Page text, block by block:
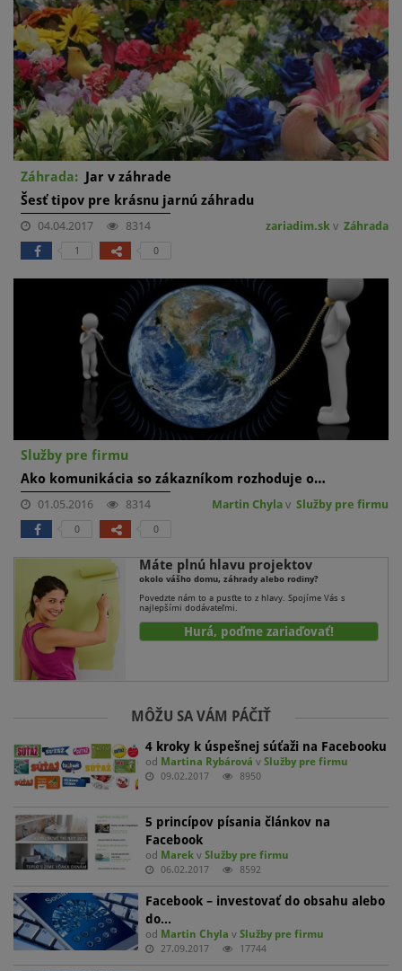
Záhrada: Jar v záhrade
Šesť tipov pre krásnu jarnú záhradu
04.04.2017 8314 zariadim.sk v Záhrada
1 0
Služby pre firmu
Ako komunikácia so zákazníkom rozhoduje o…
01.05.2016 8314 Martin Chyla v Služby pre firmu
0 0
Máte plnú hlavu projektov
okolo vášho domu, záhrady alebo rodiny?
Povedzte nám to a pusťte to z hlavy. Spojíme Vás s
najlepšími dodávateľmi.
Hurá, poďme zariaďovať!
MÔŽU SA VÁM PÁČIŤ
4 kroky k úspešnej súťaži na Facebooku
od Martina Rybárová vSlužby pre firmu
09.02.2017 8950
5 princípov písania článkov na
Facebook
od Marek vSlužby pre firmu
06.02.2017 8592
Facebook – investovať do obsahu alebo
do…
od Martin Chyla vSlužby pre firmu
27.09.2017 17744